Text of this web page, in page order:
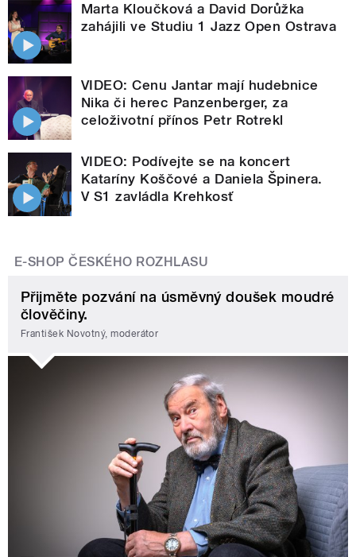
Marta Kloučková a David Dorůžka
zahájili ve Studiu 1 Jazz Open Ostrava
VIDEO: Cenu Jantar mají hudebnice
Nika či herec Panzenberger, za
celoživotní přínos Petr Rotrekl
VIDEO: Podívejte se na koncert
Kataríny Koščové a Daniela Špinera.
V S1 zavládla Krehkosť
E-SHOP ČESKÉHO ROZHLASU
Přijměte pozvání na úsměvný doušek moudré
člověčiny.
František Novotný, moderátor